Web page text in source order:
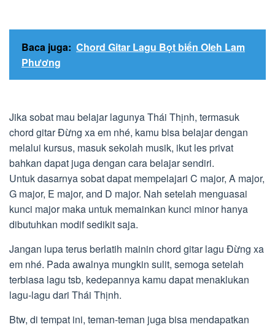
Baca juga: Chord Gitar Lagu Bọt biển Oleh Lam
Phương
Jika sobat mau belajar lagunya Thái Thịnh, termasuk
chord gitar Đừng xa em nhé, kamu bisa belajar dengan
melalui kursus, masuk sekolah musik, ikut les privat
bahkan dapat juga dengan cara belajar sendiri.
Untuk dasarnya sobat dapat mempelajari C major, A major,
G major, E major, and D major. Nah setelah menguasai
kunci major maka untuk memainkan kunci minor hanya
dibutuhkan modif sedikit saja.
Jangan lupa terus berlatih mainin chord gitar lagu Đừng xa
em nhé. Pada awalnya mungkin sulit, semoga setelah
terbiasa lagu tsb, kedepannya kamu dapat menaklukan
lagu-lagu dari Thái Thịnh.
Btw, di tempat ini, teman-teman juga bisa mendapatkan